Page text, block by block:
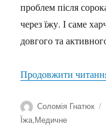
проблем після
через їжу. І саме
довгого та
Продовжити
Автор
Соломія Гнатюк
Їжа,Медичне